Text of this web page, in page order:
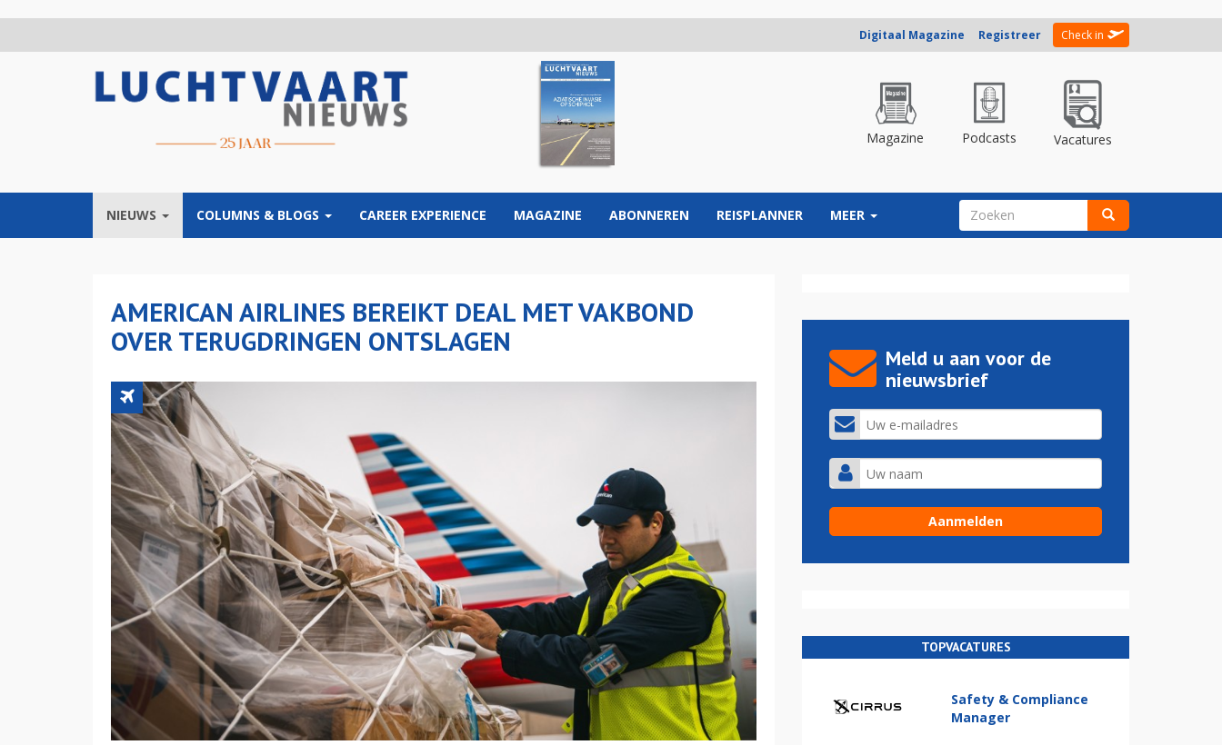
Digitaal Magazine Registreer Check in
Magazine Podcasts Vacatures
NIEUWS COLUMNS & BLOGS CAREER EXPERIENCE MAGAZINE ABONNEREN REISPLANNER MEER ZOEKVELD
AMERICAN AIRLINES BEREIKT DEAL MET VAKBOND
OVER TERUGDRINGEN ONTSLAGEN
Meld u aan voor de
nieuwsbrief
TOPVACATURES
Safety & Compliance
Manager